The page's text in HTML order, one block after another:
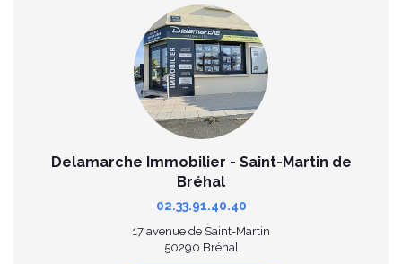
Delamarche Immobilier - Saint-Martin de
Bréhal
02.33.91.40.40
17 avenue de Saint-Martin
50290 Bréhal